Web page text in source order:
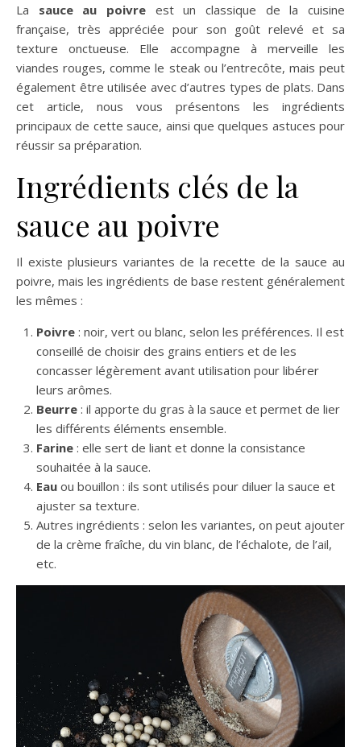
La sauce au poivre est un classique de la cuisine
française, très appréciée pour son goût relevé et sa
texture onctueuse. Elle accompagne à merveille les
viandes rouges, comme le steak ou l’entrecôte, mais peut
également être utilisée avec d’autres types de plats. Dans
cet article, nous vous présentons les ingrédients
principaux de cette sauce, ainsi que quelques astuces pour
réussir sa préparation.
Ingrédients clés de la
sauce au poivre
Il existe plusieurs variantes de la recette de la sauce au
poivre, mais les ingrédients de base restent généralement
les mêmes :
Poivre : noir, vert ou blanc, selon les préférences. Il est
conseillé de choisir des grains entiers et de les
concasser légèrement avant utilisation pour libérer
leurs arômes.
Beurre : il apporte du gras à la sauce et permet de lier
les différents éléments ensemble.
Farine : elle sert de liant et donne la consistance
souhaitée à la sauce.
Eau ou bouillon : ils sont utilisés pour diluer la sauce et
ajuster sa texture.
Autres ingrédients : selon les variantes, on peut ajouter
de la crème fraîche, du vin blanc, de l’échalote, de l’ail,
etc.